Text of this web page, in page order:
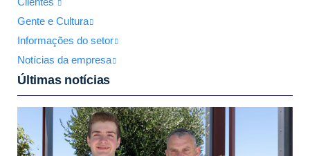
Gente e Cultura
Informações do setor
Notícias da empresa
Últimas notícias